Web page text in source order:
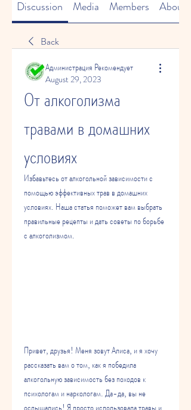
Discussion Media Members About
Back
Администрация Рекомендует
August 29, 2023
От алкоголизма
травами в домашних
условиях
Избавьтесь от алкогольной зависимости с
помощью эффективных трав в домашних
условиях. Наша статья поможет вам выбрать
правильные рецепты и дать советы по борьбе
с алкоголизмом.
Привет, друзья! Меня зовут Алиса, и я хочу
рассказать вам о том, как я победила
алкогольную зависимость без походов к
психологам и наркологам. Да-да, вы не